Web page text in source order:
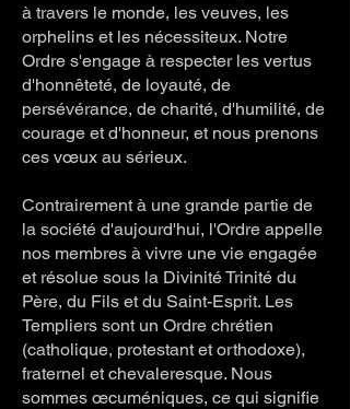
à travers le monde, les veuves, les
orphelins et les nécessiteux. Notre
Ordre s'engage à respecter les vertus
d'honnêteté, de loyauté, de
persévérance, de charité, d'humilité, de
courage et d'honneur, et nous prenons
ces vœux au sérieux.
Contrairement à une grande partie de
la société d'aujourd'hui, l'Ordre appelle
nos membres à vivre une vie engagée
et résolue sous la Divinité Trinité du
Père, du Fils et du Saint-Esprit. Les
Templiers sont un Ordre chrétien
(catholique, protestant et orthodoxe),
fraternel et chevaleresque. Nous
sommes œcuméniques, ce qui signifie